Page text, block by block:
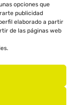
opciones que
publicidad
elaborado a partir
de las páginas web
.